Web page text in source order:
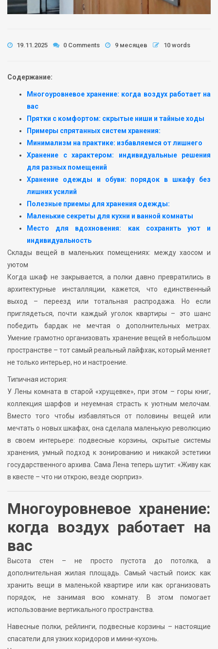
19.11.2025 0 Comments 9 месяцев 10 words
Содержание:
Многоуровневое хранение: когда воздух работает на
вас
Прятки с комфортом: скрытые ниши и тайные ходы
Примеры спрятанных систем хранения:
Минимализм на практике: избавляемся от лишнего
Хранение с характером: индивидуальные решения
для разных помещений
Хранение одежды и обуви: порядок в шкафу без
лишних усилий
Полезные приемы для хранения одежды:
Маленькие секреты для кухни и ванной комнаты
Место для вдохновения: как сохранить уют и
индивидуальность
Склады вещей в маленьких помещениях: между хаосом и
уютом
Когда шкаф не закрывается, а полки давно превратились в
архитектурные инсталляции, кажется, что единственный
выход – переезд или тотальная распродажа. Но если
приглядеться, почти каждый уголок квартиры – это шанс
победить бардак не мечтая о дополнительных метрах.
Умение грамотно организовать хранение вещей в небольшом
пространстве – тот самый реальный лайфхак, который меняет
не только интерьер, но и настроение.
Типичная история:
У Лены комната в старой «хрущевке», при этом – горы книг,
коллекция шарфов и неуемная страсть к уютным мелочам.
Вместо того чтобы избавляться от половины вещей или
мечтать о новых шкафах, она сделала маленькую революцию
в своем интерьере: подвесные корзины, скрытые системы
хранения, умный подход к зонированию и никакой эстетики
государственного архива. Сама Лена теперь шутит: «Живу как
в квесте – что ни открою, везде сюрприз».
Многоуровневое хранение:
когда воздух работает на
вас
Высота стен – не просто пустота до потолка, а
дополнительная жилая площадь. Самый частый поиск: как
хранить вещи в маленькой квартире или как организовать
порядок, не занимая всю комнату. В этом помогает
использование вертикального пространства.
Навесные полки, рейлинги, подвесные корзины – настоящие
спасатели для узких коридоров и мини-кухонь.